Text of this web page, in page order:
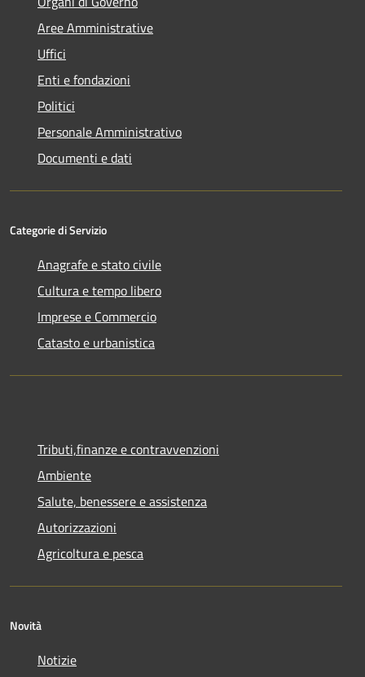
Aree Amministrative
Uffici
Enti e fondazioni
Politici
Personale Amministrativo
Documenti e dati
Categorie di Servizio
Anagrafe e stato civile
Cultura e tempo libero
Imprese e Commercio
Catasto e urbanistica
Tributi,finanze e contravvenzioni
Ambiente
Salute, benessere e assistenza
Autorizzazioni
Agricoltura e pesca
Novità
Notizie